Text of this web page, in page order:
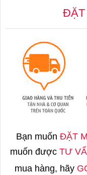
ĐẶT
Bạn muốn ĐẶT
muốn được TƯ
mua hàng, hãy